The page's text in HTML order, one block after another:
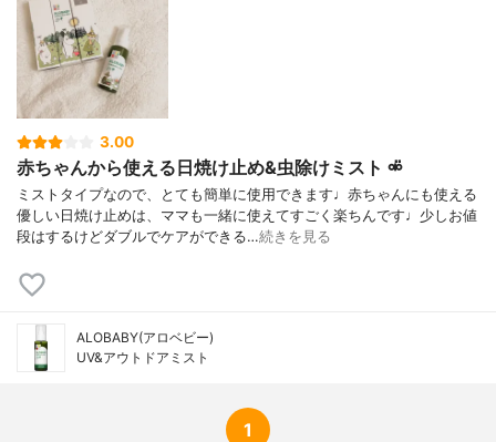
3.00
赤ちゃんから使える日焼け止め&虫除けミスト ⚮̈
ミストタイプなので、とても簡単に使用できます♩赤ちゃんにも使える
優しい日焼け止めは、ママも一緒に使えてすごく楽ちんです♩少しお値
段はするけどダブルでケアができる…続きを見る
ALOBABY(アロベビー)
UV&アウトドアミスト
1